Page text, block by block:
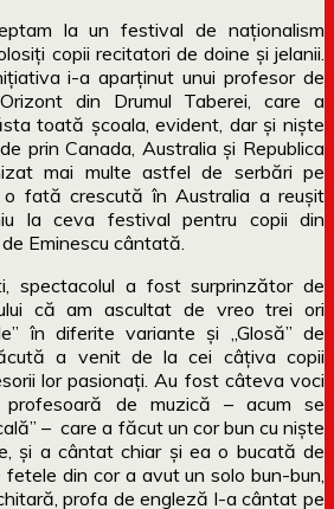
la un festival de naționalism
copii recitatori de doine și jelanii.
i-a aparținut unui profesor de
din Drumul Taberei, care a
toată școala, evident, dar și niște
prin Canada, Australia și Republica
mai multe astfel de serbări pe
o fată crescută în Australia a reușit
la ceva festival pentru copii din
Eminescu cântată.
spectacolul a fost surprinzător de
că am ascultat de vreo trei ori
în diferite variante și „Glosă” de
a venit de la cei câțiva copii
lor pasionați. Au fost câteva voci
profesoară de muzică – acum se
– care a făcut un cor bun cu niște
și a cântat chiar și ea o bucată de
din cor a avut un solo bun-bun,
profa de engleză l-a cântat pe